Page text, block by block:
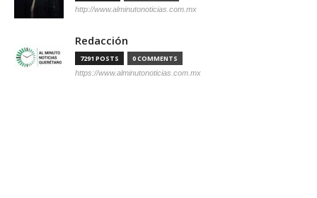
http://www.alminutonoticias.com.mx
Redacción
7291 POSTS 0 COMMENTS
https://www.alminutonoticias.com.mx